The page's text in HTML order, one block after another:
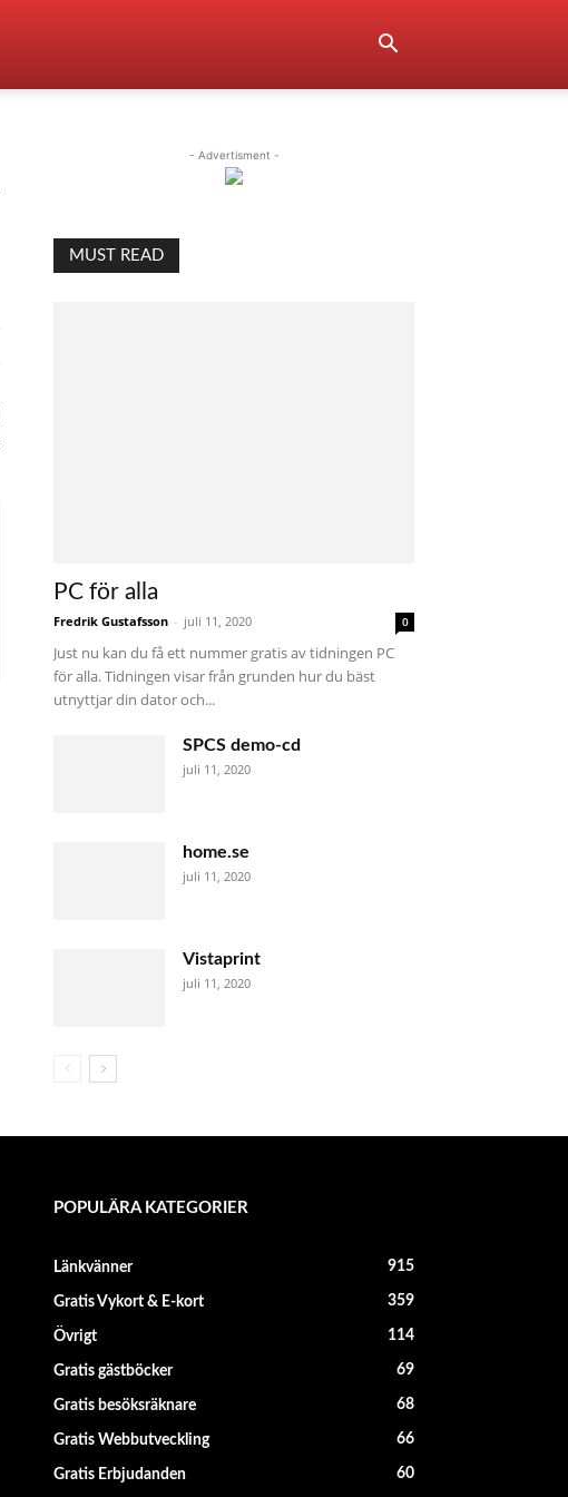
- Advertisment -
MUST READ
PC för alla
Fredrik Gustafsson - juli 11, 2020 0
Just nu kan du få ett nummer gratis av tidningen PC
för alla. Tidningen visar från grunden hur du bäst
utnyttjar din dator och...
SPCS demo-cd
juli 11, 2020
home.se
juli 11, 2020
Vistaprint
juli 11, 2020
POPULÄRA KATEGORIER
Länkvänner 915
Gratis Vykort & E-kort 359
Övrigt 114
Gratis gästböcker 69
Gratis besöksräknare 68
Gratis Webbutveckling 66
Gratis Erbjudanden 60